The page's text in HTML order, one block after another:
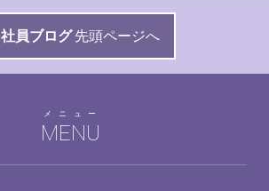
社員ブログ 先頭ページへ
MENU
メニュー